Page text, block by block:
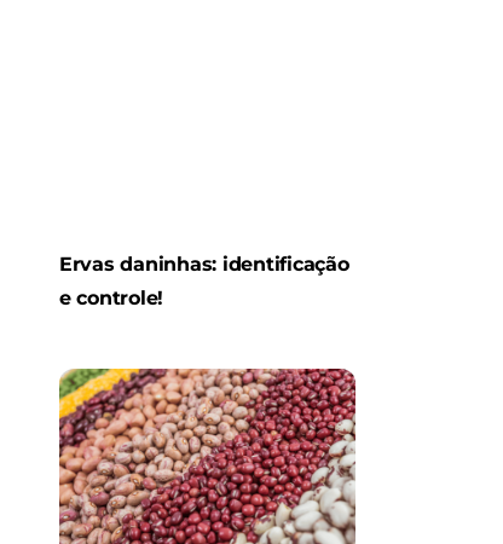
Ervas daninhas: identificação
e controle!